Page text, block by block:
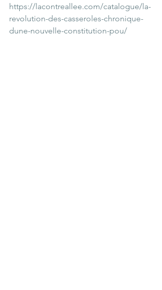
https://lacontreallee.com/catalogue/la-
revolution-des-casseroles-chronique-
dune-nouvelle-constitution-pou/